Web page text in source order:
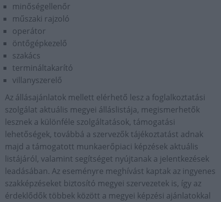
minőségellenőr
műszaki rajzoló
operátor
öntőgépkezelő
szakács
termináltakarító
villanyszerelő
Az állásajánlatok mellett elérhető lesz a foglalkoztatási
szolgálat aktuális megyei álláslistája, megismerhetők
lesznek a különféle szolgáltatások, támogatási
lehetőségek, továbbá a szervezők tájékoztatást adnak
majd a támogatott munkaerőpiaci képzések aktuális
listájáról, valamint segítséget nyújtanak a jelentkezések
leadásában. Az eseményre meghívást kaptak az ingyenes
szakképzéseket biztosító megyei szervezetek is, így az
érdeklődők többek között a megyei képzési ajánlatokkal